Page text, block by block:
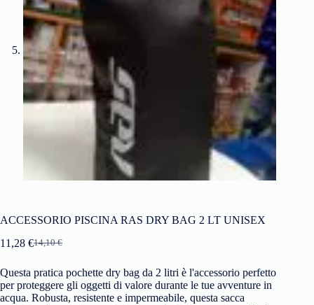
ACCESSORIO PISCINA RAS DRY BAG 2 LT UNISEX
14,10€
11,28 €
Questa pratica pochette dry bag da 2 litri è l'accessorio perfetto
per proteggere gli oggetti di valore durante le tue avventure in
acqua. Robusta, resistente e impermeabile, questa sacca